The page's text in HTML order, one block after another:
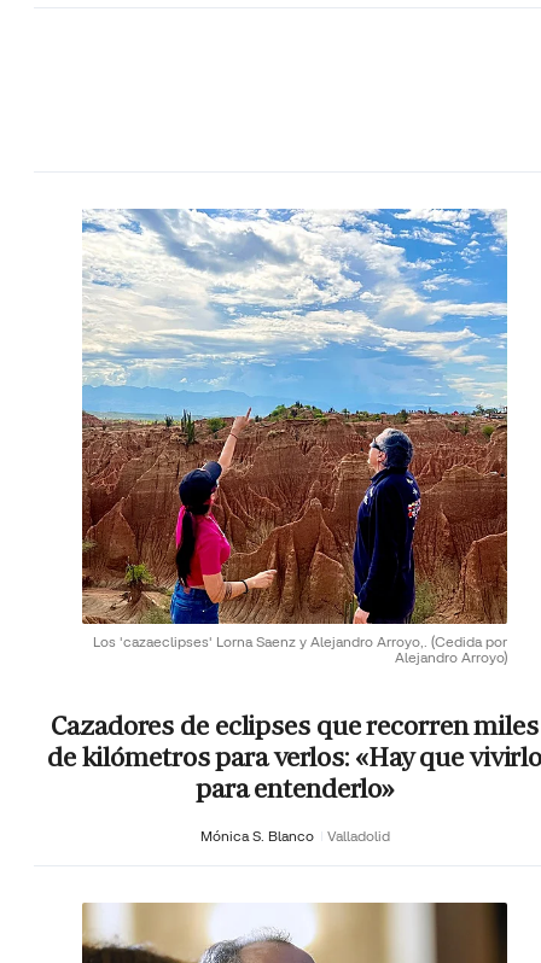
Los 'cazaeclipses' Lorna Saenz y Alejandro Arroyo,. (Cedida por
Alejandro Arroyo)
Cazadores de eclipses que recorren miles
de kilómetros para verlos: «Hay que
para entenderlo»
Mónica S. Blanco Valladolid